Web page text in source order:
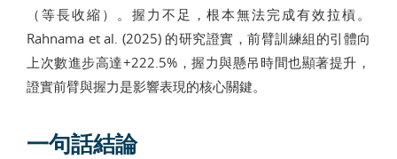
（等長收縮）。握力不足，根本無法完成有效拉槓。
Rahnama et al. (2025) 的研究證實，前臂訓練組的引體向
上次數進步高達+222.5%，握力與懸吊時間也顯著提升，
證實前臂與握力是影響表現的核心關鍵。
一句話結論